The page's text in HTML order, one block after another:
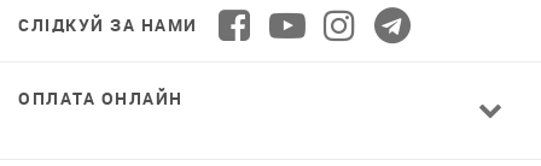
СЛІДКУЙ ЗА НАМИ
ОПЛАТА ОНЛАЙН